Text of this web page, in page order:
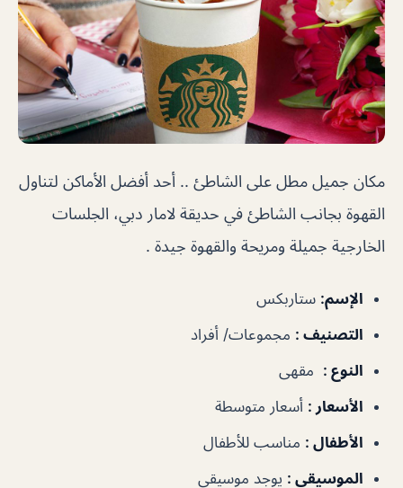
مكان جميل مطل على الشاطئ .. أحد أفضل الأماكن لتناول
القهوة بجانب الشاطئ في حديقة لامار دبي، الجلسات
الخارجية جميلة ومريحة والقهوة جيدة .
الإسم: ستاربكس
التصنيف : مجموعات/ أفراد
النوع : مقهى
الأسعار : أسعار متوسطة
الأطفال : مناسب للأطفال
الموسيقى : يوجد موسيقى